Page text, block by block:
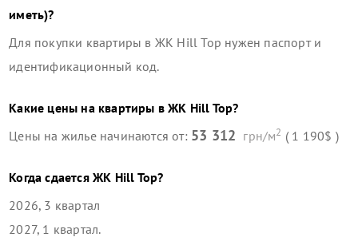
иметь)?
Для покупки квартиры в ЖК Hill Top нужен паспорт и
идентификационный код.
Какие цены на квартиры вЖК Hill Top?
Цены на жилье начинаются от: 53 312 грн/м2 ( 1 190$ )
Когда сдаетсяЖК Hill Top?
2026, 3 квартал
2027, 1 квартал.